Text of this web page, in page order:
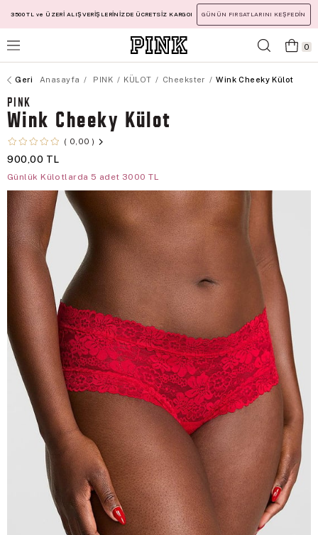
3500 TL ve ÜZERİ ALIŞVERİŞLERİNİZDE ÜCRETSİZ KARGO! GÜNÜN FIRSATLARINI KEŞFEDİN
0
Anasayfa PINK KÜLOT Cheekster Wink Cheeky Külot
PINK
Wink Cheeky Külot
0,00
900,00 TL
Günlük Külotlarda 5 adet 3000 TL